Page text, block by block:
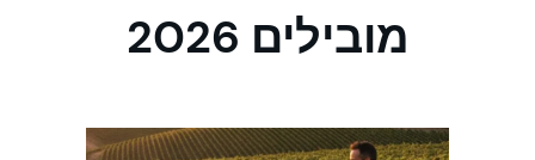
מובילים 2026